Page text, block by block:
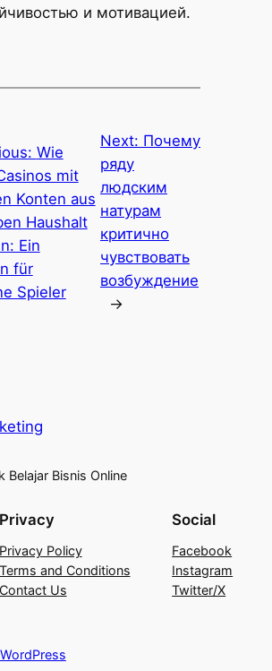
и мотивацией.
Wie
mit
Konten aus
Haushalt
Ein
für
Spieler
Next: Почему
ряду
людским
натурам
критично
чувствовать
возбуждение
→
Belajar Bisnis Online
Privacy
Privacy Policy
Terms and Conditions
Contact Us
Social
Facebook
Instagram
Twitter/X
WordPress